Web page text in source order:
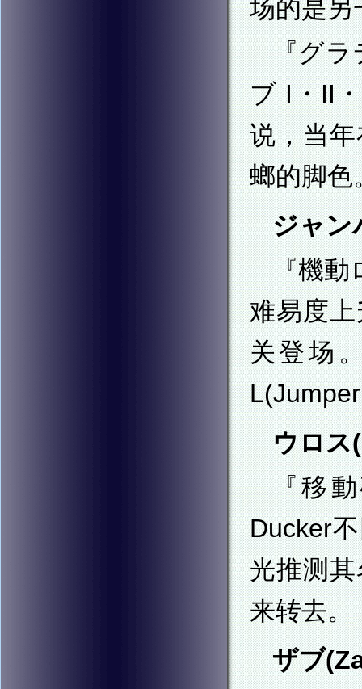
场的是另
『グラ
ブ I・II
说，当
螂的脚色
ジャン
『機動
难易度
关登场
ウロス
『移
Ducker
光推测
来转去。
ザブ